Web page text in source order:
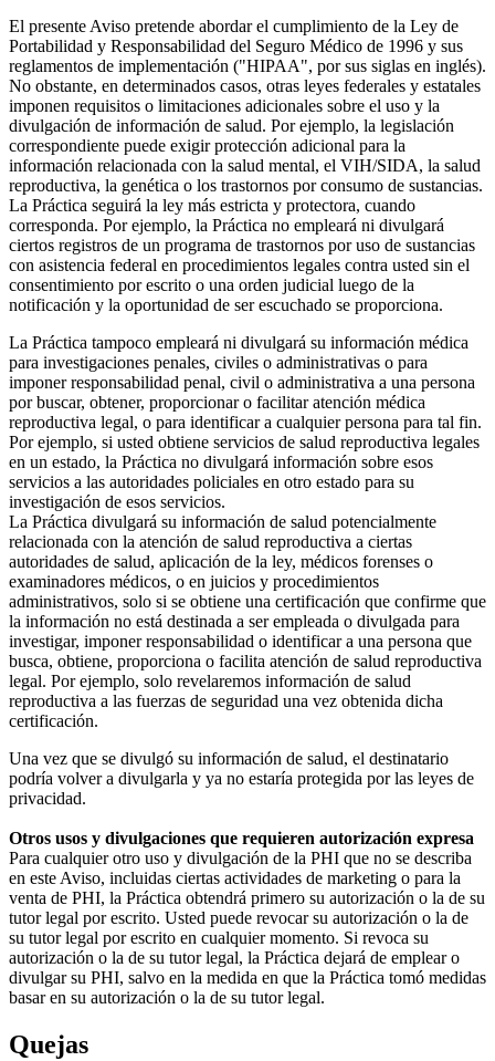
El presente Aviso pretende abordar el cumplimiento de la Ley de
Portabilidad y Responsabilidad del Seguro Médico de 1996 y sus
reglamentos de implementación ("HIPAA", por sus siglas en inglés).
No obstante, en determinados casos, otras leyes federales y estatales
imponen requisitos o limitaciones adicionales sobre el uso y la
divulgación de información de salud. Por ejemplo, la legislación
correspondiente puede exigir protección adicional para la
información relacionada con la salud mental, el VIH/SIDA, la salud
reproductiva, la genética o los trastornos por consumo de sustancias.
La Práctica seguirá la ley más estricta y protectora, cuando
corresponda. Por ejemplo, la Práctica no empleará ni divulgará
ciertos registros de un programa de trastornos por uso de sustancias
con asistencia federal en procedimientos legales contra usted sin el
consentimiento por escrito o una orden judicial luego de la
notificación y la oportunidad de ser escuchado se proporciona.
La Práctica tampoco empleará ni divulgará su información médica
para investigaciones penales, civiles o administrativas o para
imponer responsabilidad penal, civil o administrativa a una persona
por buscar, obtener, proporcionar o facilitar atención médica
reproductiva legal, o para identificar a cualquier persona para tal fin.
Por ejemplo, si usted obtiene servicios de salud reproductiva legales
en un estado, la Práctica no divulgará información sobre esos
servicios a las autoridades policiales en otro estado para su
investigación de esos servicios.
La Práctica divulgará su información de salud potencialmente
relacionada con la atención de salud reproductiva a ciertas
autoridades de salud, aplicación de la ley, médicos forenses o
examinadores médicos, o en juicios y procedimientos
administrativos, solo si se obtiene una certificación que confirme que
la información no está destinada a ser empleada o divulgada para
investigar, imponer responsabilidad o identificar a una persona que
busca, obtiene, proporciona o facilita atención de salud reproductiva
legal. Por ejemplo, solo revelaremos información de salud
reproductiva a las fuerzas de seguridad una vez obtenida dicha
certificación.
Una vez que se divulgó su información de salud, el destinatario
podría volver a divulgarla y ya no estaría protegida por las leyes de
privacidad.
Otros usos y divulgaciones que requieren autorización expresa
Para cualquier otro uso y divulgación de la PHI que no se describa
en este Aviso, incluidas ciertas actividades de marketing o para la
venta de PHI, la Práctica obtendrá primero su autorización o la de su
tutor legal por escrito. Usted puede revocar su autorización o la de
su tutor legal por escrito en cualquier momento. Si revoca su
autorización o la de su tutor legal, la Práctica dejará de emplear o
divulgar su PHI, salvo en la medida en que la Práctica tomó medidas
basar en su autorización o la de su tutor legal.
Quejas